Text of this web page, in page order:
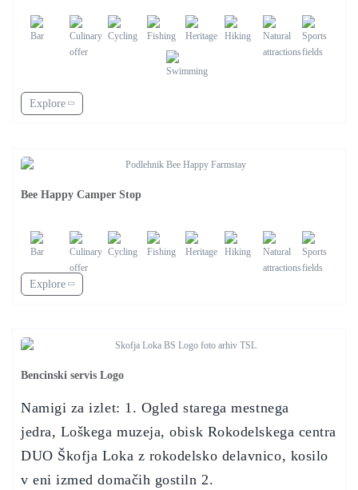
Explore
Bee Happy Camper Stop
Explore
Bencinski servis Logo
Namigi za izlet: 1. Ogled starega mestnega
jedra, Loškega muzeja, obisk Rokodelskega centra
DUO Škofja Loka z rokodelsko delavnico, kosilo
v eni izmed domačih gostiln 2.